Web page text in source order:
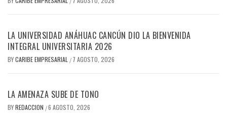
LA UNIVERSIDAD ANÁHUAC CANCÚN DIO LA BIENVENIDA
INTEGRAL UNIVERSITARIA 2026
BYCARIBE EMPRESARIAL / 7 AGOSTO, 2026
LA AMENAZA SUBE DE TONO
BYREDACCION /6 AGOSTO, 2026